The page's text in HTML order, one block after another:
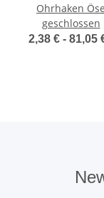
Ohrhaken Öse
geschlossen
2,38 € - 81,05